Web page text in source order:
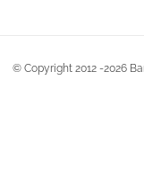
© Copyright 2012 -2026